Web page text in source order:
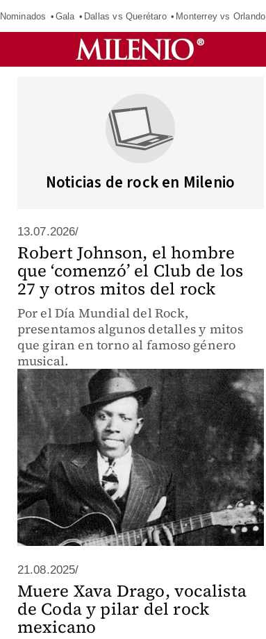
Nominados Gala Dallas vs Querétaro Monterrey vs Orlando
Noticias de rock en Milenio
13.07.2026/
Robert Johnson, el hombre
que ‘comenzó’ el Club de los
27 y otros mitos del rock
Por el Día Mundial del Rock,
presentamos algunos detalles y mitos
que giran en torno al famoso género
musical.
21.08.2025/
Muere Xava Drago, vocalista
de Coda y pilar del rock
mexicano